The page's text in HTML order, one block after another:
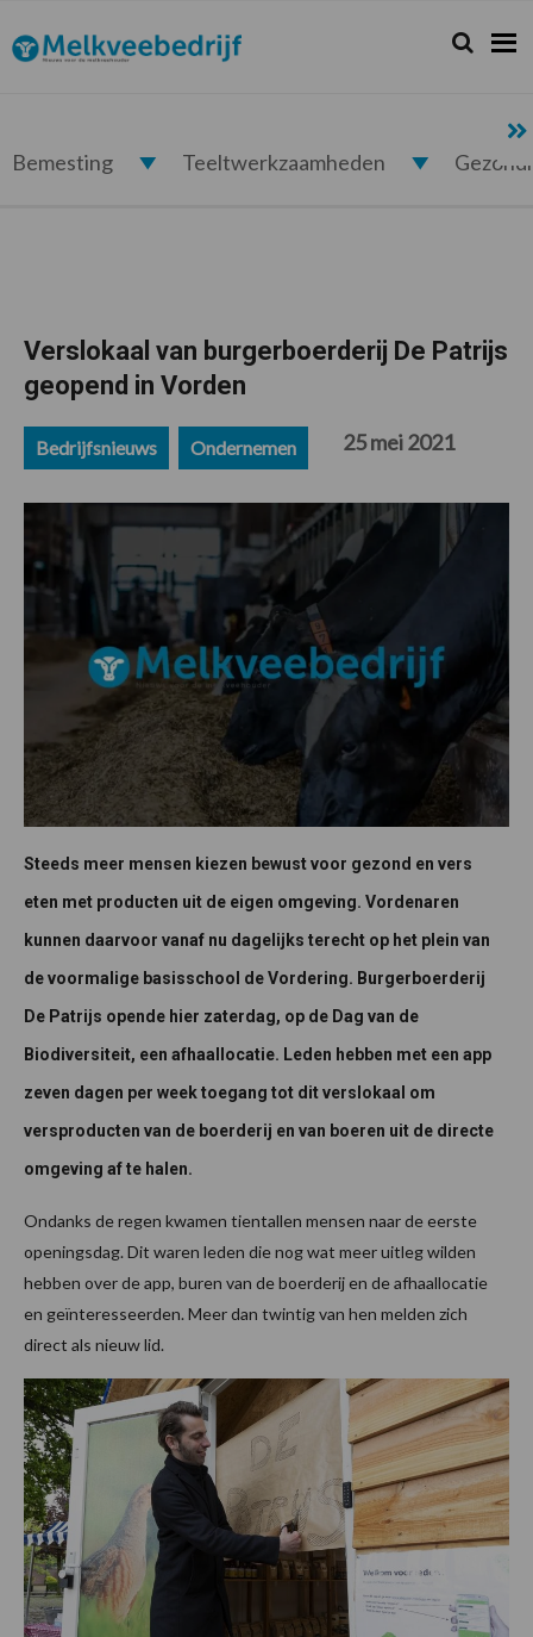
de
hoofdnavigatie
de
hoofd
de
eerste
de
voettekst
Melkveebedrijf.nl Zoeken...
Zoek
Bemesting Teeltwerkzaamheden
Verslokaal van burgerboerderij De Patrijs
geopend in Vorden
Bedrijfsnieuws Ondernemen 25 mei 2021
Steeds meer mensen kiezen bewust voor gezond en vers
eten met producten uit de eigen omgeving. Vordenaren
kunnen daarvoor vanaf nu dagelijks terecht op het plein van
de voormalige basisschool de Vordering. Burgerboerderij
De Patrijs opende hier zaterdag, op de Dag van de
Biodiversiteit, een afhaallocatie. Leden hebben met een app
zeven dagen per week toegang tot dit verslokaal om
versproducten van de boerderij en van boeren uit de directe
omgeving af te halen.
Ondanks de regen kwamen tientallen mensen naar de eerste
openingsdag. Dit waren leden die nog wat meer uitleg wilden
hebben over de app, buren van de boerderij en de afhaallocatie
en geïnteresseerden. Meer dan twintig van hen melden zich
direct als nieuw lid.